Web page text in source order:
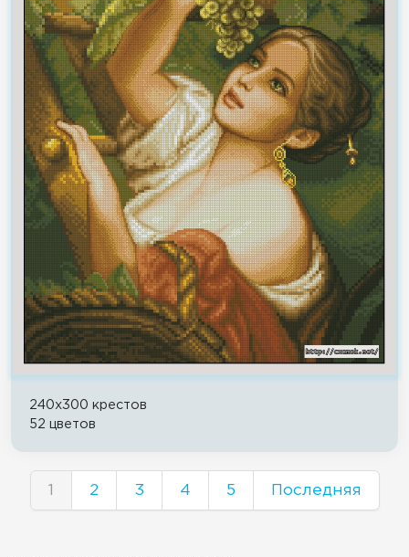
240x300 крестов
52 цветов
1 2 3 4 5 Последняя